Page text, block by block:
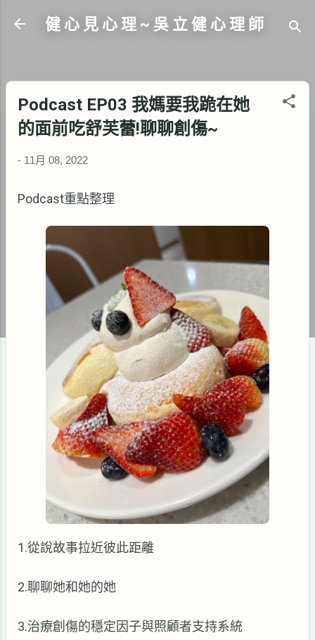
跳到主要內容
健 心 見 心 理 ~ 吳 立 健 心 理 師
Podcast EP03 我媽要我跪在她
的面前吃舒芙蕾!聊聊創傷~
- 11月 08, 2022
Podcast重點整理
1.從說故事拉近彼此距離
2.聊聊她和她的她
3.治療創傷的穩定因子與照顧者支持系統